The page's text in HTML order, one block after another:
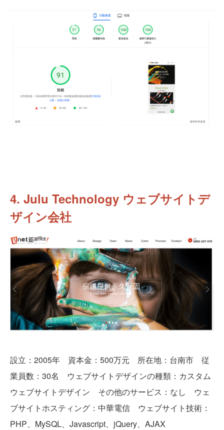
4. Julu Technology ウェブサイトデ
ザイン会社
設立：2005年 資本金：500万元 所在地：台南市 従
業員数：30名 ウェブサイトデザインの種類：カスタム
ウェブサイトデザイン その他のサービス：なし ウェ
ブサイトホスティング：中華電信 ウェブサイト技術：
PHP、MySQL、Javascript、jQuery、AJAX